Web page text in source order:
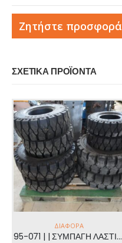
Ζητήστε προσφορά
ΣΧΕΤΙΚΆ ΠΡΟΪΌΝΤΑ
ΔΙΆΦΟΡΑ
95-071 | | ΣΥΜΠΑΓΗ ΛΑΣΤΙΧΑ ΓΙΑ ΚΛΑΡΚ ΚΑΙΝΟΥΡΓΙΑ